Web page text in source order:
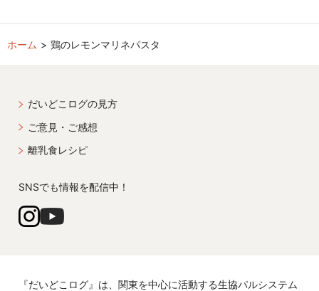
ホーム 鶏のレモンマリネパスタ
だいどこログの見方
ご意見・ご感想
離乳食レシピ
SNSでも情報を配信中！
『だいどこログ』は、関東を中心に活動する生協パルシステム